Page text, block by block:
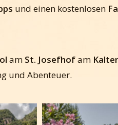
und einen kostenlosen
am St. Josefhofam
und Abenteuer.